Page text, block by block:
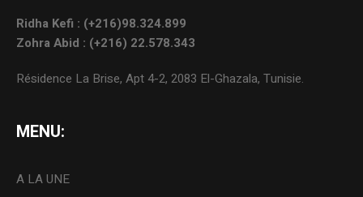
Ridha Kefi : (+216)98.324.899
Zohra Abid : (+216) 22.578.343
Résidence La Brise, Apt 4-2, 2083 El-Ghazala, Tunisie.
MENU:
A LA UNE